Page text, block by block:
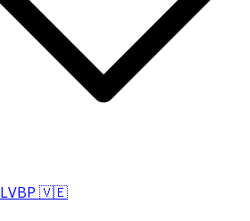
LVBP 🇻🇪